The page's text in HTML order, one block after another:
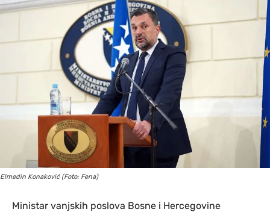
Elmedin Konaković (Foto: Fena)
Ministar vanjskih poslova Bosne i Hercegovine